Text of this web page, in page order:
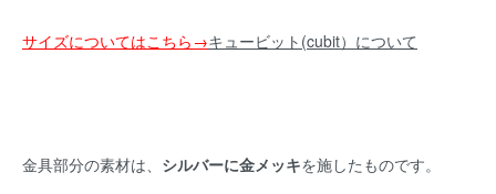
サイズについてはこちら→キュービット(cubit）について
金具部分の素材は、 シルバーに金メッキを施したものです。